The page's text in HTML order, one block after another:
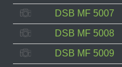
DSB MF 5007
DSB MF 5008
DSB MF 5009